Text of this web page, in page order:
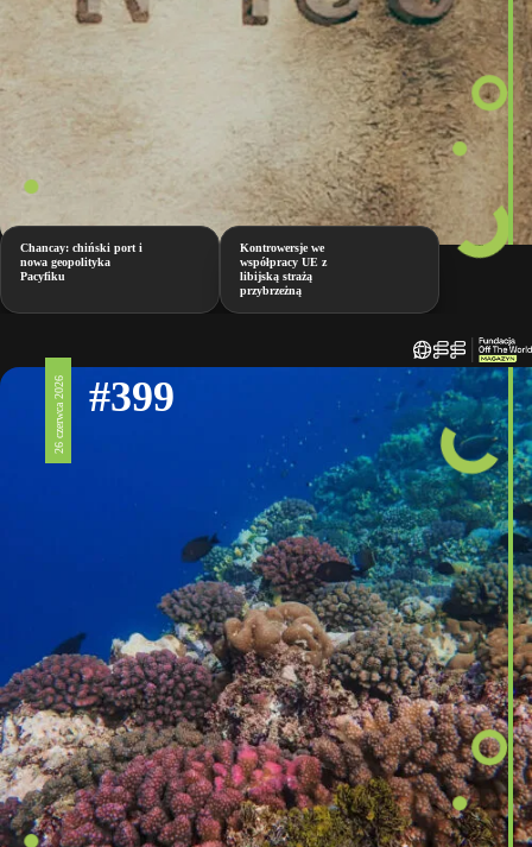
Chancay: chiński port i
nowa geopolityka
Pacyfiku
Kontrowersje we
współpracy UE z
libijską strażą
przybrzeżną
26 czerwca 2026 #399